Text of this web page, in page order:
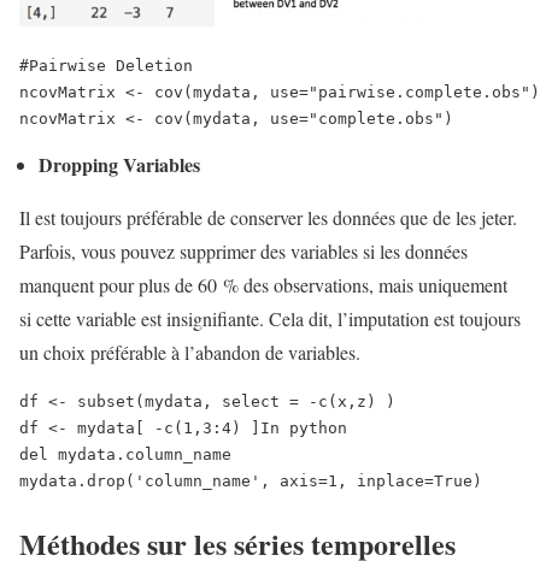
#Pairwise Deletion
ncovMatrix <- cov(mydata, use="pairwise.complete.obs")
ncovMatrix <- cov(mydata, use="complete.obs")
Dropping Variables
Il est toujours préférable de conserver les données que de les jeter.
Parfois, vous pouvez supprimer des variables si les données
manquent pour plus de 60 % des observations, mais uniquement
si cette variable est insignifiante. Cela dit, l’imputation est toujours
un choix préférable à l’abandon de variables.
df <- subset(mydata, select = -c(x,z) )
df <- mydata[ -c(1,3:4) ] In python
del mydata.column_name
mydata.drop('column_name', axis=1, inplace=True)
Méthodes sur les séries temporelles